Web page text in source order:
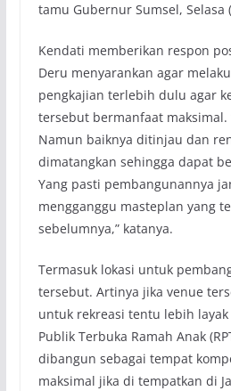
tamu Gubernur Sumsel, Selasa
Kendati memberikan respon
Deru menyarankan agar
pengkajian terlebih dulu agar
tersebut bermanfaat maksimal.
Namun baiknya ditinjau dan
dimatangkan sehingga dapat
Yang pasti pembangunannya
mengganggu masteplan yang
sebelumnya,” katanya.
Termasuk lokasi untuk
tersebut. Artinya jika venue
untuk rekreasi tentu lebih
Publik Terbuka Ramah Anak
dibangun sebagai tempat
maksimal jika di tempatkan di